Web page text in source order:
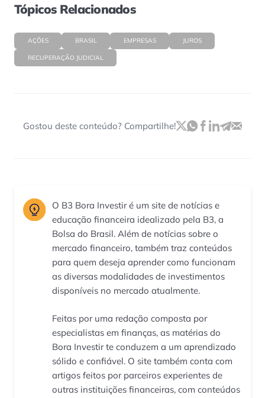
Tópicos Relacionados
AÇÕES BRASIL EMPRESAS JUROS
RECUPERAÇÃO JUDICIAL
Gostou deste conteúdo? Compartilhe!
O B3 Bora Investir é um site de notícias e
educação financeira idealizado pela B3, a
Bolsa do Brasil. Além de notícias sobre o
mercado financeiro, também traz conteúdos
para quem deseja aprender como funcionam
as diversas modalidades de investimentos
disponíveis no mercado atualmente.
Feitas por uma redação composta por
especialistas em finanças, as matérias do
Bora Investir te conduzem a um aprendizado
sólido e confiável. O site também conta com
artigos feitos por parceiros experientes de
outras instituições financeiras, com conteúdos